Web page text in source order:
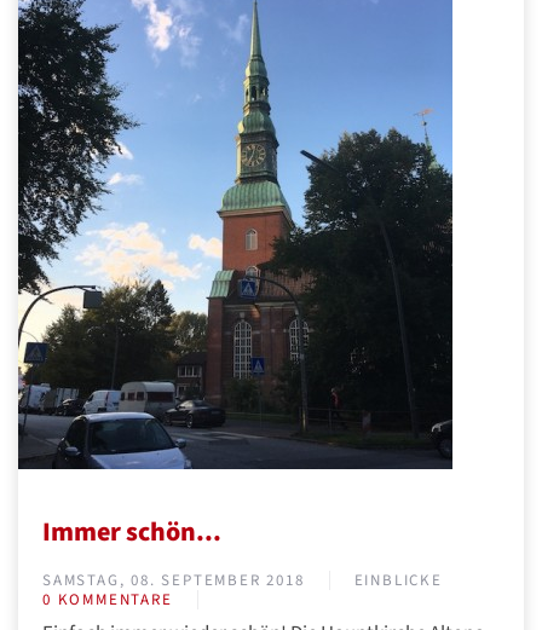
Immer schön...
SAMSTAG, 08. SEPTEMBER 2018
EINBLICKE
0 KOMMENTARE